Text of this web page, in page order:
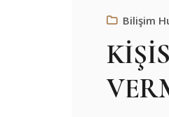
Bilişim